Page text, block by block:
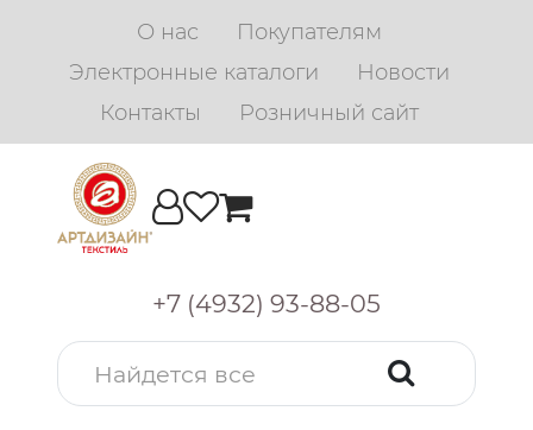
О нас
Покупателям
Электронные каталоги
Новости
Контакты
Розничный сайт
+7 (4932) 93-88-05